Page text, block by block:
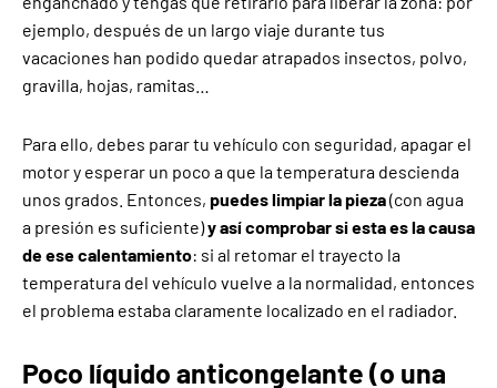
ejemplo, después de un largo viaje durante tus
vacaciones han podido quedar atrapados insectos, polvo,
gravilla, hojas, ramitas…
Para ello, debes parar tu vehículo con seguridad, apagar el
motor y esperar un poco a que la temperatura descienda
unos grados. Entonces, puedes limpiar la pieza(con agua
a presión es suficiente)y así comprobar si esta es la causa
de ese calentamiento: si al retomar el trayecto la
temperatura del vehículo vuelve a la normalidad, entonces
el problema estaba claramente localizado en el radiador.
Poco líquido anticongelante (o una